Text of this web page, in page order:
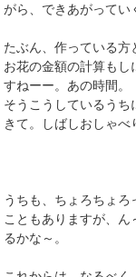
がら、できあがってい
たぶん、作っている方
お花の金額の計算も
すねーー。あの時間。
そうこうしているう
きて。しばしおしゃべ
うちも、ちょろちょ
こともありますが、
るかな～。